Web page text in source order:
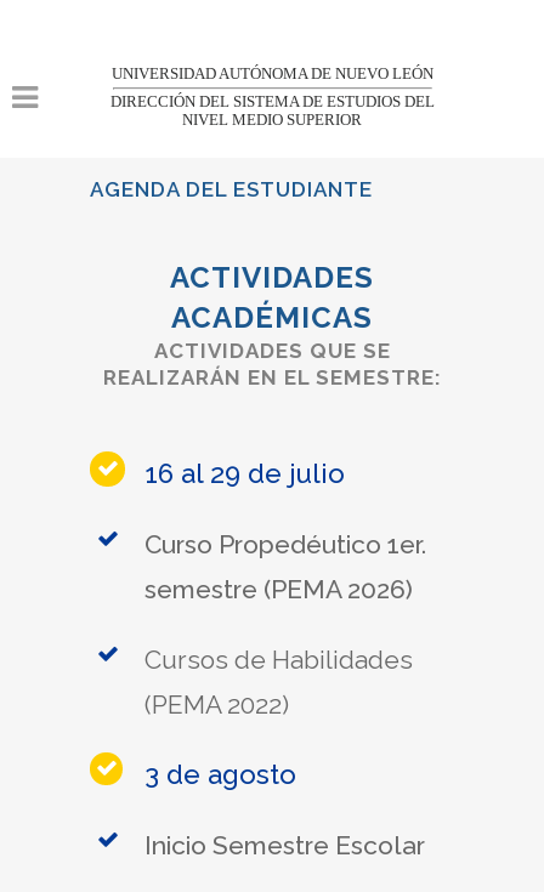
UNIVERSIDAD AUTÓNOMA DE NUEVO LEÓN
DIRECCIÓN DEL SISTEMA DE ESTUDIOS DEL
NIVEL MEDIO SUPERIOR
AGENDA DEL ESTUDIANTE
ACTIVIDADES
ACADÉMICAS
ACTIVIDADES QUE SE
REALIZARÁN EN EL SEMESTRE:
16 al 29 de julio
Curso Propedéutico 1er.
semestre (PEMA 2026)
Cursos de Habilidades
(PEMA 2022)
3 de agosto
Inicio Semestre Escolar